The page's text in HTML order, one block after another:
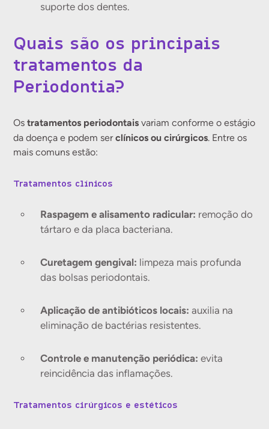
suporte dos dentes.
Quais são os principais
tratamentos da
Periodontia?
Ostratamentos periodontais variam conforme o estágio
da doença e podem serclínicos ou cirúrgicos. Entre os
mais comuns estão:
Tratamentos clínicos
Raspagem e alisamento radicular: remoção do
tártaro e da placa bacteriana.
Curetagem gengival: limpeza mais profunda
das bolsas periodontais.
Aplicação de antibióticos locais: auxilia na
eliminação de bactérias resistentes.
Controle e manutenção periódica: evita
reincidência das inflamações.
Tratamentos cirúrgicos e estéticos